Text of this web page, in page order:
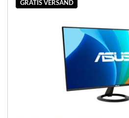
GRATIS VERSAND